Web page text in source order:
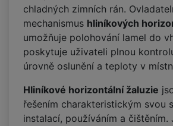
chladných zimních rán.
mechanismus hliníkových
umožňuje polohování lamel do
poskytuje uživateli plnou
úrovně oslunění a teploty v
Hliníkové horizontální žaluzie
řešením charakteristickým svou
instalací, používáním a čištěním.